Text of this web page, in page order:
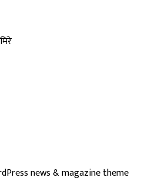
news & magazine theme